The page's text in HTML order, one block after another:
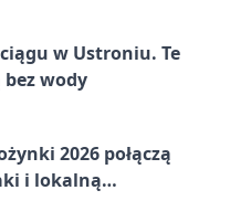
w Ustroniu. Te
wody
2026 połączą
i lokalną